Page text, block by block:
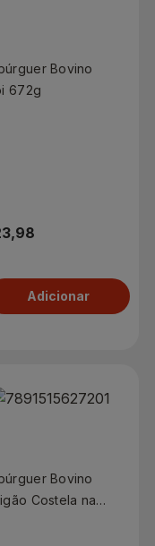
Bovino
672g
Adicionar
Bovino
Costela na